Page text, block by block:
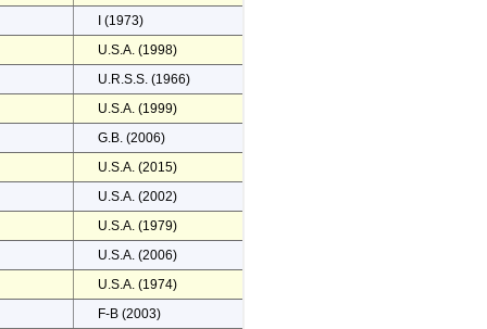
I (1973)
U.S.A. (1998)
U.R.S.S. (1966)
U.S.A. (1999)
G.B. (2006)
U.S.A. (2015)
U.S.A. (2002)
U.S.A. (1979)
U.S.A. (2006)
U.S.A. (1974)
F-B (2003)